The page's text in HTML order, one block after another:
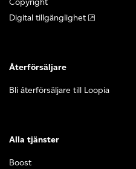
Copyright
Digital tillgänglighet
Återförsäljare
Bli återförsäljare till Loopia
Alla tjänster
Boost